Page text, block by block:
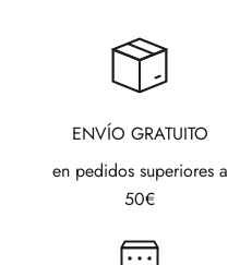
ENVÍO GRATUITO
en pedidos superiores a
50€